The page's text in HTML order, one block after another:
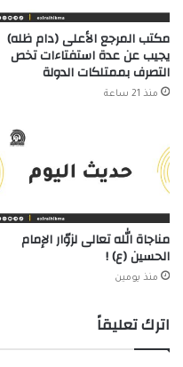
مكتب المرجع الأعلى (دام ظله)
يجيب عن عدة استفتاءات تخص
التصرف بممتلكات الدولة
منذ 21 ساعة
مناجاة الله تعالى لزوّار الإمام
الحسين (ع) !
منذ يومين
اترك تعليقاً